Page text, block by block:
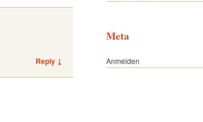
Reply ↓
Meta
Anmelden